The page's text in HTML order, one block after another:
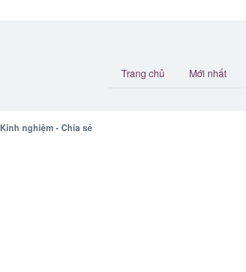
Trang chủ Mới nhất
Kinh nghiệm - Chia sẻ